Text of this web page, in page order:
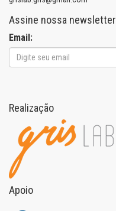
Assine nossa newsletter
Email:
Realização
Apoio